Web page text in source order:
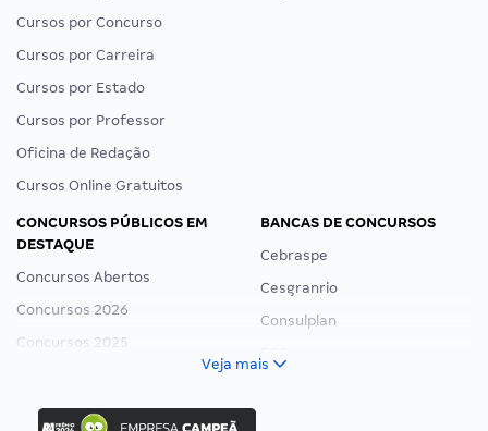
Cursos por Concurso
Cursos por Carreira
Cursos por Estado
Cursos por Professor
Oficina de Redação
Cursos Online Gratuitos
CONCURSOS PÚBLICOS EM
DESTAQUE
Concursos Abertos
Concursos 2026
Concursos 2025
Concurso Ibama
BANCAS DE CONCURSOS
Cebraspe
Cesgranrio
Consulplan
Veja mais